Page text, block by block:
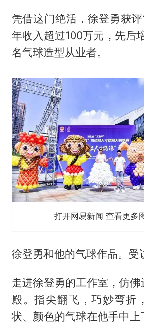
凭借这门绝活，徐登勇获评
年收入超过100万元，先后
名气球造型从业者。
打开网易新闻 查看更多
徐登勇和他的气球作品。受
走进徐登勇的工作室，仿佛
殿。指尖翻飞，巧妙弯折
状、颜色的气球在他手中上